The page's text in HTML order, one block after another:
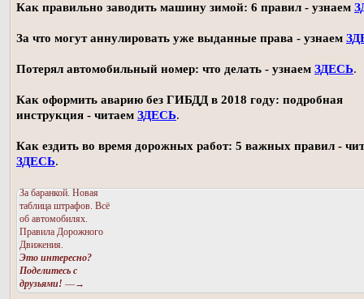
Как правильно заводить машину зимой: 6 правил - узнаем
За что могут аннулировать уже выданные права - узнаем
Потерял автомобильный номер: что делать - узнаем ЗДЕСЬ.
Как оформить аварию без ГИБДД в 2018 году: подробная
инструкция - читаем ЗДЕСЬ.
Как ездить во время дорожных работ: 5 важных правил -
ЗДЕСЬ.
За баранкой. Новая
таблица штрафов. Всё
об автомобилях.
Правила Дорожного
Движения.
Это интересно?
Поделитесь с
друзьями! —→